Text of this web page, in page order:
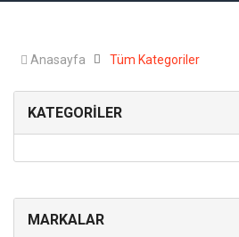
Anasayfa Tüm Kategoriler
KATEGORİLER
MARKALAR